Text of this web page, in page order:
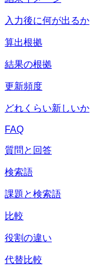
入力後に何が出るか
算出根拠
結果の根拠
更新頻度
どれくらい新しいか
FAQ
質問と回答
検索語
課題と検索語
比較
役割の違い
代替比較